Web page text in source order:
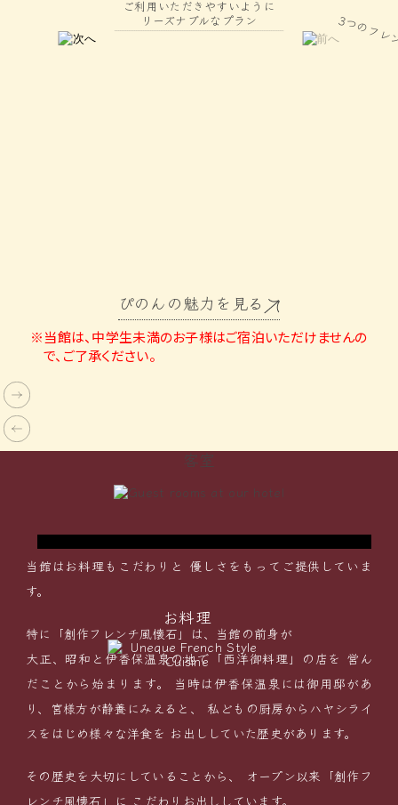
いただきやすいように
ーズナブルなプラン
3つのフレンチ風懐石
ぴのんの魅力を見る
※当館は、中学生未満のお子様はご宿泊いただけませんの
で、ご了承ください。
客室
おすすめ！いつもと違うふたりきりの”非日常
お料理
当館はお料理もこだわりと 優しさをもってご提供していま
す。
特に「創作フレンチ風懐石」は、当館の前身が
大正、昭和と伊香保温泉の地で「西洋御料理」の店を 営ん
だことから始まります。
当時は伊香保温泉には御用邸があ
り、宮様方が静養にみえると、
私どもの厨房からハヤシライ
スをはじめ様々な洋食を お出ししていた歴史があります。
その歴史を大切にしていることから、
オープン以来「創作フ
レンチ風懐石」に こだわりお出ししています。